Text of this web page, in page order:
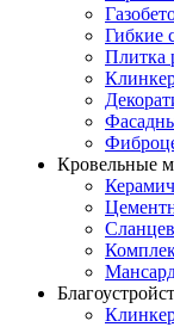
Гибкие
Плитка
Кровельные